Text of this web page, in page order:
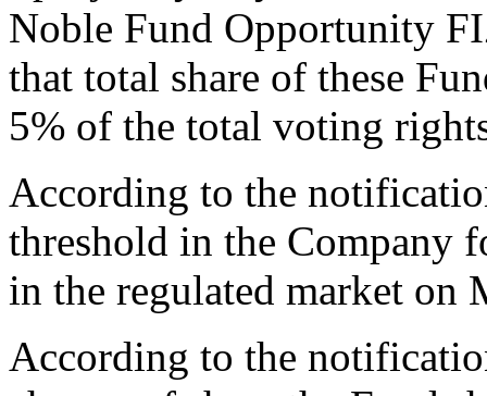
Noble Fund Opportunity
that total share of these
5% of the total voting
According to the
threshold in the Company
in the regulated market on
According to the